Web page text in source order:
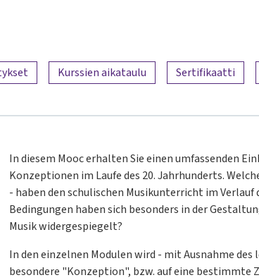
Kurssien aikataulu Sertifikaatti
In diesem Mooc erhalten Sie einen umfassenden
Konzeptionen im Laufe des 20. Jahrhunderts.
- haben den schulischen Musikunterricht im
Bedingungen haben sich besonders in der
Musik widergespiegelt?
In den einzelnen Modulen wird - mit Ausnahme
besondere "Konzeption", bzw. auf eine bestimmte